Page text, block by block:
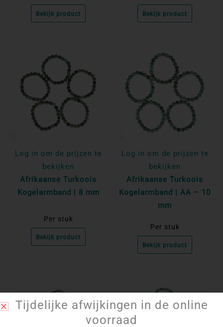
Bekijk product Bekijk product
Log in om de prijzen te
bekijken
Afrikaanse Turkoois
Kogelarmband | 8 mm
Per stuk
Bekijk product
Log in om de prijzen te
bekijken
Afrikaanse Turkoois
Kogelarmband | AA – 10
mm
Per stuk
Bekijk product
Tijdelijke afwijkingen in de online
voorraad